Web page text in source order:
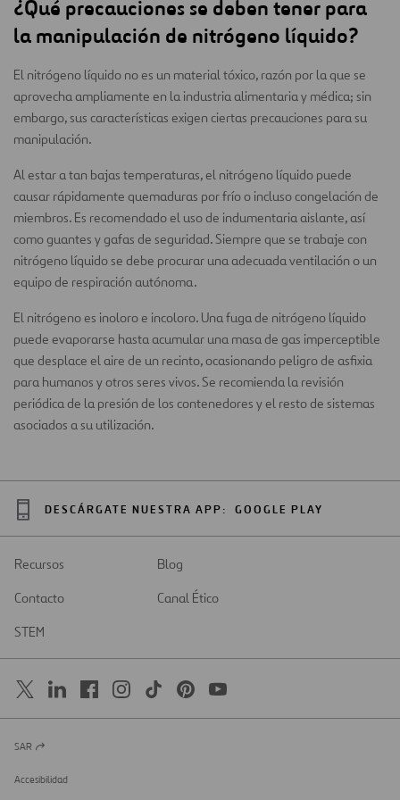
¿Qué precauciones se deben tener para
la manipulación de nitrógeno líquido?
El nitrógeno líquido no es un material tóxico, razón por la que se
aprovecha ampliamente en la industria alimentaria y médica; sin
embargo, sus características exigen ciertas precauciones para su
manipulación.
Al estar a tan bajas temperaturas, el nitrógeno líquido puede
causar rápidamente quemaduras por frío o incluso congelación de
miembros. Es recomendado el uso de indumentaria aislante, así
como guantes y gafas de seguridad. Siempre que se trabaje con
nitrógeno líquido se debe procurar una adecuada ventilación o un
equipo de respiración autónoma.
El nitrógeno es inoloro e incoloro. Una fuga de nitrógeno líquido
puede evaporarse hasta acumular una masa de gas imperceptible
que desplace el aire de un recinto, ocasionando peligro de asfixia
para humanos y otros seres vivos. Se recomienda la revisión
periódica de la presión de los contenedores y el resto de sistemas
asociados a su utilización.
DESCÁRGATE NUESTRA APP: GOOGLE PLAY
Recursos
Blog
Contacto
Canal Ético
STEM
Abrir
una
nueva
SAR
Accesibilidad